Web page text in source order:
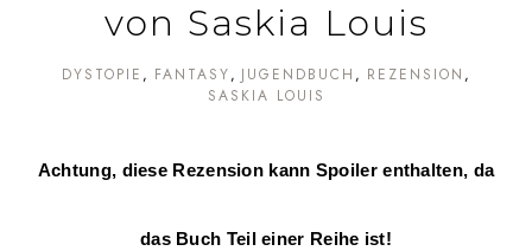
von Saskia Louis
DYSTOPIE FANTASY JUGENDBUCH
REZENSION
SASKIA LOUIS
Achtung, diese Rezension kann Spoiler enthalten, da
das Buch Teil einer Reihe ist!